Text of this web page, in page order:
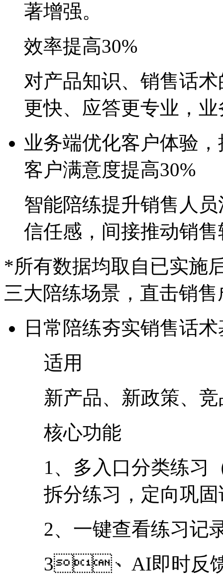
著增强。
效率提高30%
对产品知识、销售话
更快、应答更专业
业务端优化客户体验
客户满意度提高30%
智能陪练提升销售人员
信任感，间接推动销
*所有数据均取自已实施
三大陪练场景，直击销
日常陪练夯实销售话
适用
新产品、新政策
核心功能
1、多入口分类练
拆分练习，定向巩
2、一键查看练习
3、AI即时反馈